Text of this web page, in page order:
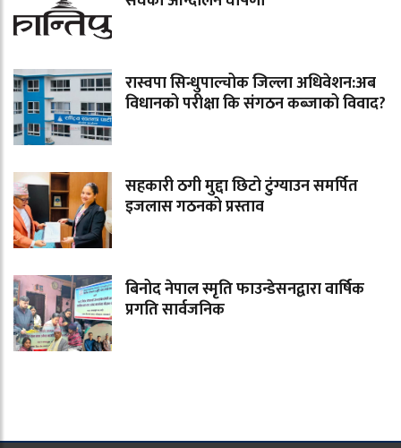
रास्वपा सिन्धुपाल्चोक जिल्ला अधिवेशन:अब
विधानको परीक्षा कि संगठन कब्जाको विवाद?
सहकारी ठगी मुद्दा छिटो टुंग्याउन समर्पित
इजलास गठनको प्रस्ताव
बिनोद नेपाल स्मृति फाउन्डेसनद्वारा वार्षिक
प्रगति सार्वजनिक